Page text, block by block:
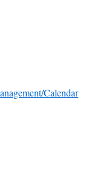
Calendar